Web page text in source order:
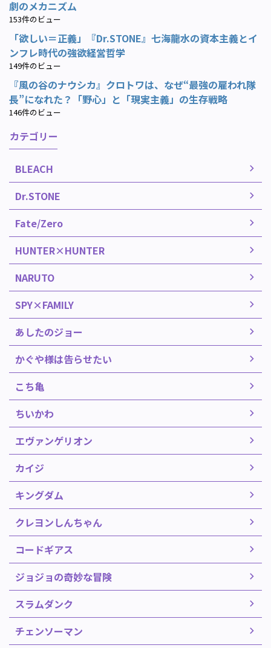
劇のメカニズム
153件のビュー
「欲しい＝正義」『Dr.STONE』七海龍水の資本主義とイ
ンフレ時代の強欲経営哲学
149件のビュー
『風の谷のナウシカ』クロトワは、なぜ“最強の雇われ隊
長”になれた？「野心」と「現実主義」の生存戦略
146件のビュー
カテゴリー
BLEACH
Dr.STONE
Fate/Zero
HUNTER×HUNTER
NARUTO
SPY×FAMILY
あしたのジョー
かぐや様は告らせたい
こち亀
ちいかわ
エヴァンゲリオン
カイジ
キングダム
クレヨンしんちゃん
コードギアス
ジョジョの奇妙な冒険
スラムダンク
チェンソーマン